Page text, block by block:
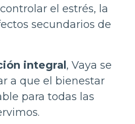
el estrés, la
secundarios de
integral, Vaya se
a que el bienestar
para todas las